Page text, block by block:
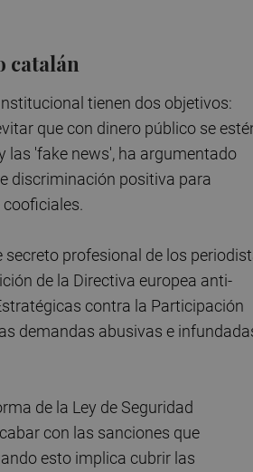
catalán
tienen dos objetivos:
que con dinero público se
'fake news', ha argumentado
discriminación positiva para
secreto profesional de los
de la Directiva europea anti-
contra la Participación
demandas abusivas e
de la Ley de Seguridad
con las sanciones que
esto implica cubrir las